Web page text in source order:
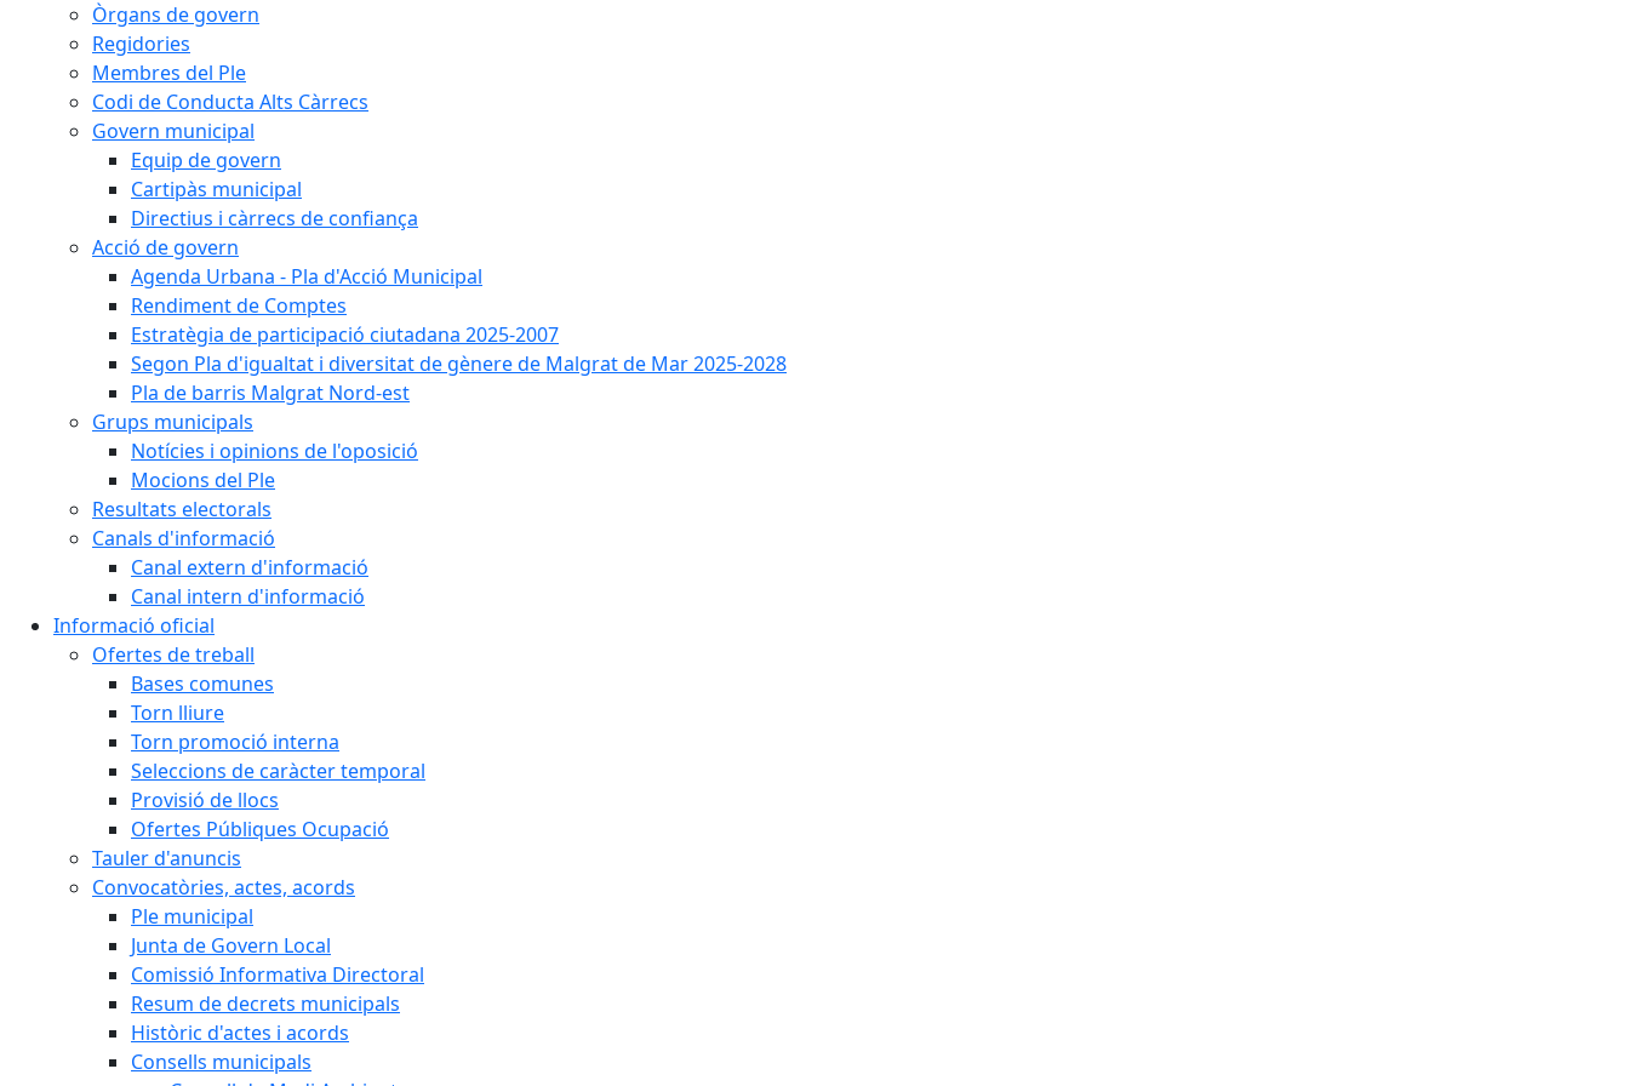
Òrgans de govern
Regidories
Membres del Ple
Codi de Conducta Alts Càrrecs
Govern municipal
Equip de govern
Cartipàs municipal
Directius i càrrecs de confiança
Acció de govern
Agenda Urbana - Pla d'Acció Municipal
Rendiment de Comptes
Estratègia de participació ciutadana 2025-2007
Segon Pla d'igualtat i diversitat de gènere de Malgrat de Mar 2025-2028
Pla de barris Malgrat Nord-est
Grups municipals
Notícies i opinions de l'oposició
Mocions del Ple
Resultats electorals
Canals d'informació
Canal extern d'informació
Canal intern d'informació
Informació oficial
Ofertes de treball
Bases comunes
Torn lliure
Torn promoció interna
Seleccions de caràcter temporal
Provisió de llocs
Ofertes Públiques Ocupació
Tauler d'anuncis
Convocatòries, actes, acords
Ple municipal
Junta de Govern Local
Comissió Informativa Directoral
Resum de decrets municipals
Històric d'actes i acords
Consells municipals